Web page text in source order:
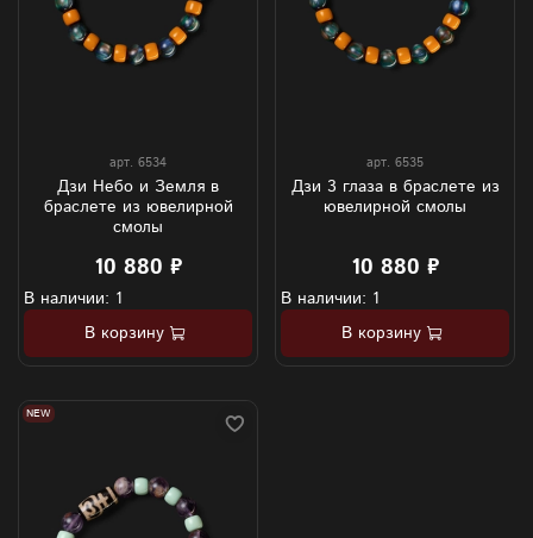
арт. 6534
Дзи Небо и Земля в
браслете из ювелирной
смолы
10 880 ₽
В наличии: 1
В корзину
арт. 6535
Дзи 3 глаза в браслете из
ювелирной смолы
10 880 ₽
В наличии: 1
В корзину
NEW